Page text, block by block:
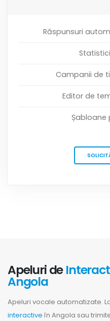
Răspunsuri
Campanii de
Editor de
Șabloane
Apeluri de
Angola
Apeluri vocale automatizate.
interactive în Angola sau